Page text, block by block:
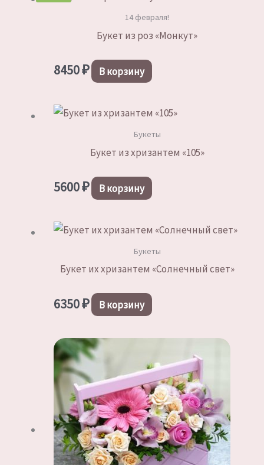
14 февраля!
Букет из роз «Монкут»
8450₽ В корзину
Букеты
Букет из хризантем «105»
5600₽ В корзину
Букеты
Букет их хризантем «Солнечный свет»
6350₽ В корзину